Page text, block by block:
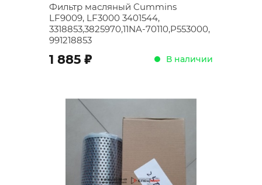
Фильтр масляный Cummins
LF9009, LF3000 3401544,
3318853,3825970,11NA-70110,P553000,
991218853
1 885 ; В наличии